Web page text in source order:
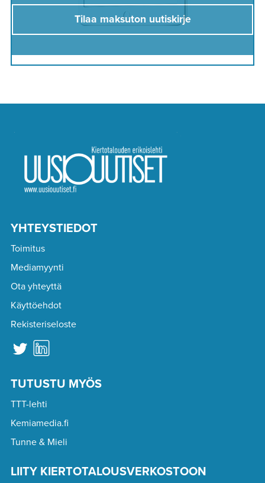
Tilaa maksuton uutiskirje
YHTEYSTIEDOT
Toimitus
Mediamyynti
Ota yhteyttä
Käyttöehdot
Rekisteriseloste
TUTUSTU MYÖS
TTT-lehti
Kemiamedia.fi
Tunne & Mieli
LIITY KIERTOTALOUSVERKOSTOON